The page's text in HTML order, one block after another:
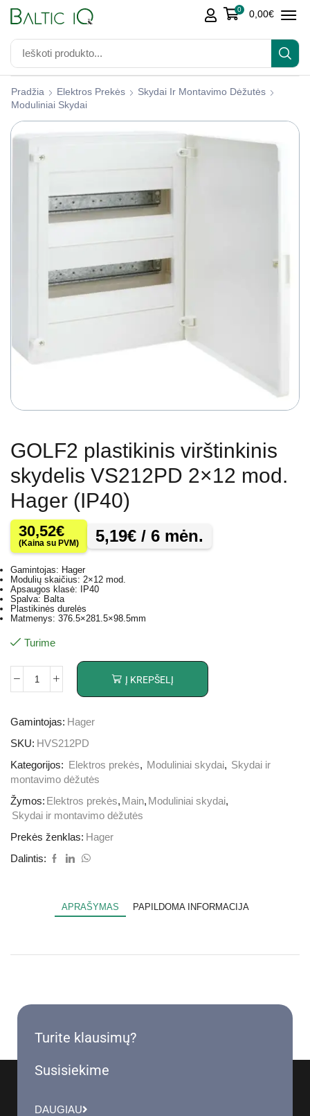
0 0,00€
Pradžia Elektros Prekės
Skydai Ir Montavimo Dėžutės
Moduliniai Skydai
GOLF2 plastikinis virštinkinis
skydelis VS212PD 2×12 mod.
Hager (IP40)
30,52€
(Kaina su PVM) 5,19€ / 6 mėn.
Gamintojas: Hager
Modulių skaičius: 2×12 mod.
Apsaugos klasė: IP40
Spalva: Balta
Plastikinės durelės
Matmenys: 376.5×281.5×98.5mm
Turime
Į KREPŠELĮ
Gamintojas: Hager
SKU: HVS212PD
Kategorijos:
Elektros prekės, Moduliniai skydai, Skydai ir
montavimo dėžutės
Žymos: Elektros prekės, Main, Moduliniai skydai,
Skydai ir montavimo dėžutės
Prekės ženklas: Hager
Dalintis:
APRAŠYMAS PAPILDOMA INFORMACIJA
Turite klausimų?
Susisiekime
DAUGIAU